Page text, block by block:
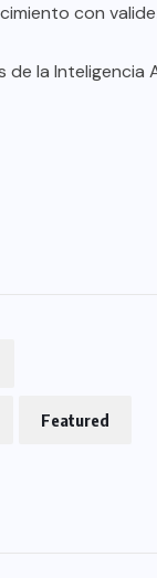
con
de la
Featured